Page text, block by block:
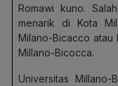
Romawi kuno.
menarik di Kota
Milano-Bicacco
Millano-Bicocca.
Universitas